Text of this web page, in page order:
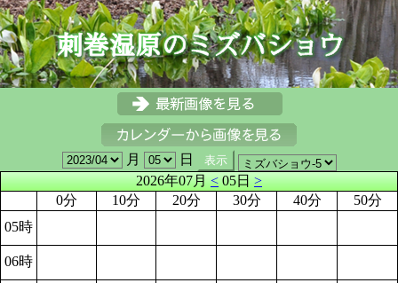
月
日
2026年07月<05日>
0分
10分 20分 30分 40分
50分
05時
06時